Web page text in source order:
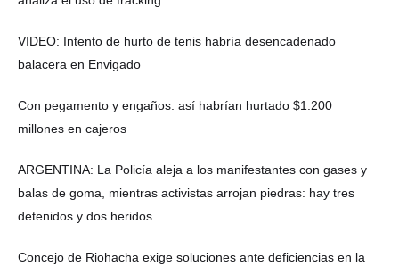
VIDEO: Intento de hurto de tenis habría desencadenado
balacera en Envigado
Con pegamento y engaños: así habrían hurtado $1.200
millones en cajeros
ARGENTINA: La Policía aleja a los manifestantes con gases y
balas de goma, mientras activistas arrojan piedras: hay tres
detenidos y dos heridos
Concejo de Riohacha exige soluciones ante deficiencias en la